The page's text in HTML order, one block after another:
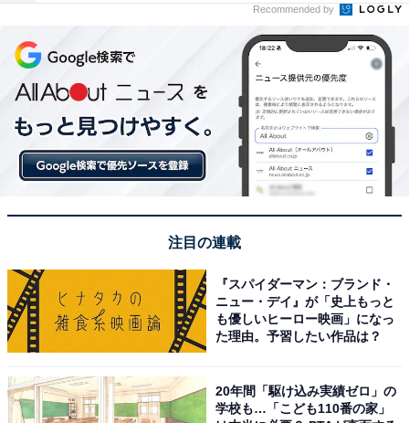
Recommended by
注目の連載
『スパイダーマン：ブランド・
ニュー・デイ』が「史上もっと
も優しいヒーロー映画」になっ
た理由。予習したい作品は？
20年間「駆け込み実績ゼロ」の
学校も…「こども110番の家」